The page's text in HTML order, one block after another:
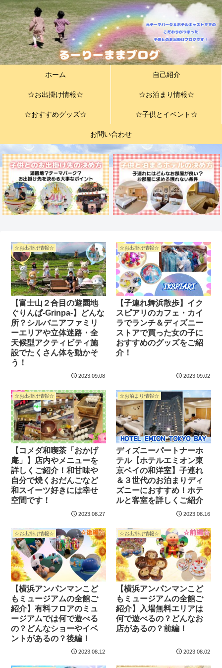
ホーム 自己紹介
☆お出掛け情報☆ ☆お泊まり情報☆
☆おすすめグッズ☆ ☆子供とイベント☆
お問い合わせ
☆お出掛け情報☆
【富士山２合目の遊園地
ぐりんぱ-Grinpa-】どんな
所？シルバニアファミリ
ーエリアや立体迷路・全
天候型アクティビティ施
設でたくさん体を動かそ
う！
2023.09.08
☆お出掛け情報☆
【子連れ舞浜散歩】イク
スピアリのカフェ・カイ
ラでランチ＆ディズニー
ストアで買った女の子に
おすすめのグッズをご紹
介！
2023.09.02
☆お出掛け情報☆
【コメダ和喫茶「おかげ
庵」】店内やメニューを
詳しくご紹介！和甘味や
自分で焼くおだんごなど
和スイーツ好きには幸せ
空間です！
2023.08.27
☆お泊まり情報☆
ディズニーパートナーホ
テル【ホテルエミオン東
京ベイの和洋室】子連れ
＆３世代のお泊まりディ
ズニーにおすすめ！ホテ
ルと客室を詳しくご紹介
2023.08.16
☆お出掛け情報☆
【横浜アンパンマンこど
もミュージアムの全館ご
紹介】有料フロアのミュ
ージアムでは何で遊べる
の？どんなショーやイベ
ントがあるの？後編！
2023.08.12
☆お出掛け情報☆
【横浜アンパンマンこど
もミュージアムの全館ご
紹介】入場無料エリアは
何で遊べるの？どんなお
店があるの？前編！
2023.08.02